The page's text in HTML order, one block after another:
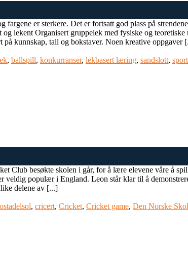
er sterkere. Det er fortsatt god plass på
lekent Organisert gruppelek med fysiske og
kunnskap, tall og bokstaver. Noen kreative oppgaver
, ballspill, konkurranser, lekbasert læring, sandslott, sport
Club besøkte skolen i går, for å lære elevene våre å
veldig populær i England. Leon står klar til å
delene av [...]
, cricert, Cricket, Cricket game, Den Norske